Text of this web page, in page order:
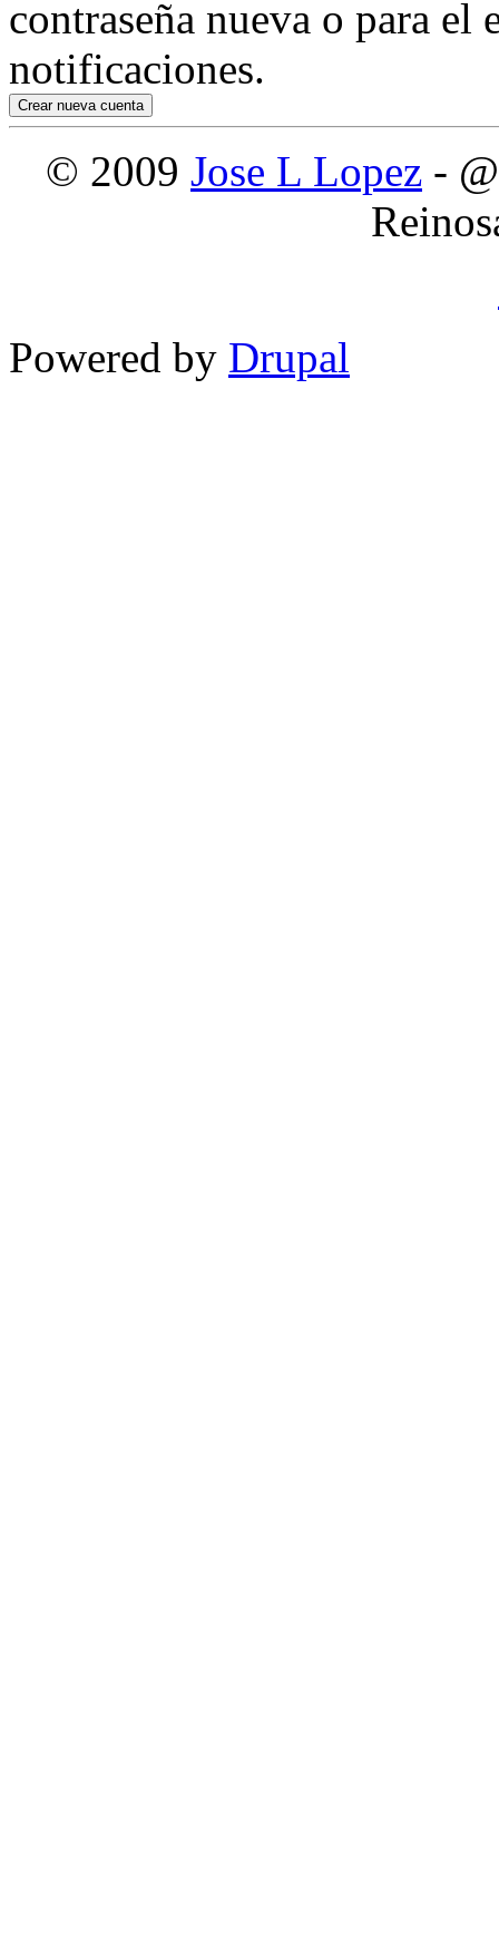
contraseña nueva o para
notificaciones.
© 2009 Jose L Lopez -
Powered by Drupal